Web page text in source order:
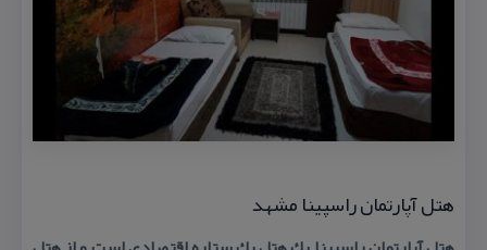
هتل آپارتمان راسپینا مشهد